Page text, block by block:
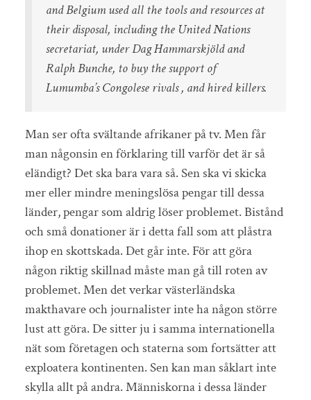
and Belgium used all the tools and resources at
their disposal, including the United Nations
secretariat, under Dag Hammarskjöld and
Ralph Bunche, to buy the support of
Lumumba’s Congolese rivals , and hired killers.
Man ser ofta svältande afrikaner på tv. Men får
man någonsin en förklaring till varför det är så
eländigt? Det ska bara vara så. Sen ska vi skicka
mer eller mindre meningslösa pengar till dessa
länder, pengar som aldrig löser problemet. Bistånd
och små donationer är i detta fall som att plåstra
ihop en skottskada. Det går inte. För att göra
någon riktig skillnad måste man gå till roten av
problemet. Men det verkar västerländska
makthavare och journalister inte ha någon större
lust att göra. De sitter ju i samma internationella
nät som företagen och staterna som fortsätter att
exploatera kontinenten. Sen kan man såklart inte
skylla allt på andra. Människorna i dessa länder